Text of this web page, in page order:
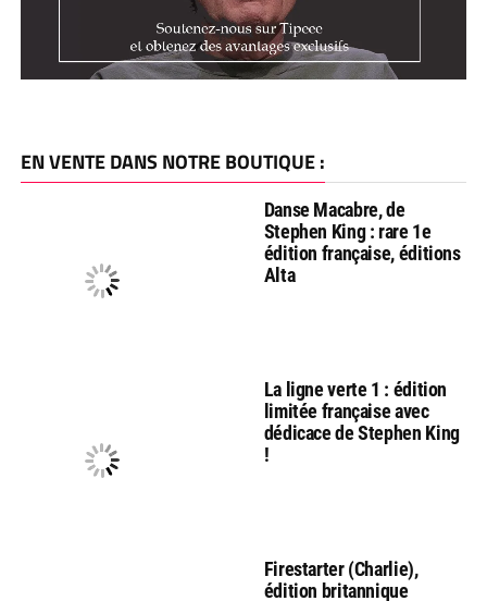
EN VENTE DANS NOTRE BOUTIQUE :
Danse Macabre, de
Stephen King : rare 1e
édition française, éditions
Alta
La ligne verte 1 : édition
limitée française avec
dédicace de Stephen King
!
Firestarter (Charlie),
édition britannique